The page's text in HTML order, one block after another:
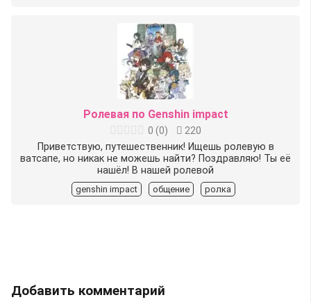
Ролевая по Genshin impact
0 (0)
220
Приветствую, путешественник! Ищешь ролевую в
ватсапе, но никак не можешь найти? Поздравляю! Ты её
нашёл! В нашей ролевой
genshin impact общение ролка
Добавить комментарий